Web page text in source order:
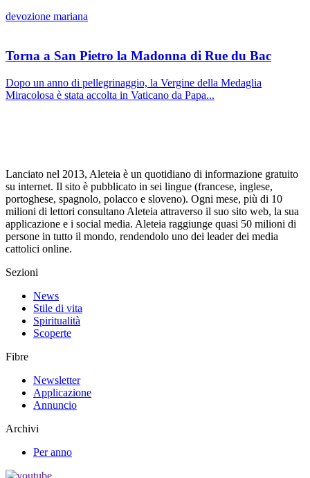
devozione mariana
Torna a San Pietro la Madonna di Rue du Bac
Dopo un anno di pellegrinaggio, la Vergine della Medaglia
Miracolosa è stata accolta in Vaticano da Papa...
Lanciato nel 2013, Aleteia è un quotidiano di informazione gratuito
su internet. Il sito è pubblicato in sei lingue (francese, inglese,
portoghese, spagnolo, polacco e sloveno). Ogni mese, più di 10
milioni di lettori consultano Aleteia attraverso il suo sito web, la sua
applicazione e i social media. Aleteia raggiunge quasi 50 milioni di
persone in tutto il mondo, rendendolo uno dei leader dei media
cattolici online.
Sezioni
News
Stile di vita
Spiritualità
Scoperte
Fibre
Newsletter
Applicazione
Annuncio
Archivi
Per anno